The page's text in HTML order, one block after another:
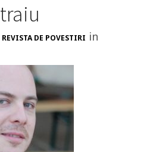
traiu
REVISTA DE POVESTIRI in